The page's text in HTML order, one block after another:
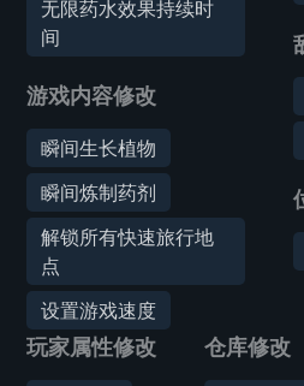
无限药水效果持续时
间
游戏内容修改
瞬间生长植物
瞬间炼制药剂
解锁所有快速旅行地
点
设置游戏速度
玩家属性修改 仓库修改